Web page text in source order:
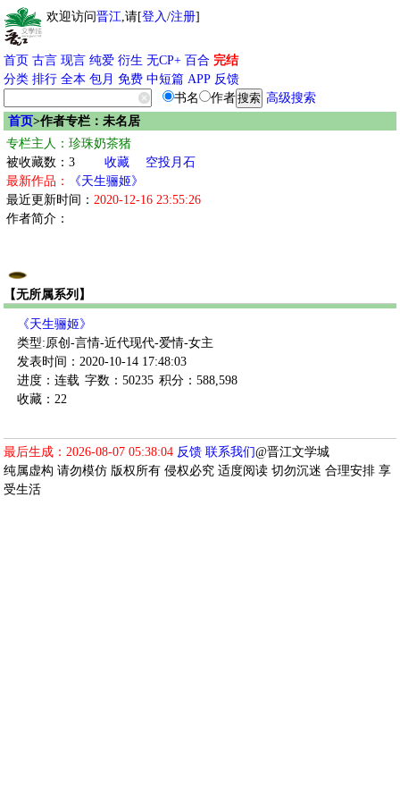
欢迎访问晋江,请[登入/注册]
首页 古言 现言 纯爱 衍生 无CP+ 百合 完结
分类 排行 全本 包月 免费 中短篇 APP 反馈
书名
作者
高级搜索
首页>作者专栏：未名居
专栏主人：珍珠奶茶猪
被收藏数：3
收藏
空投月石
最新作品：
《天生骊姬》
最近更新时间： 2020-12-16 23:55:26
作者简介：
【无所属系列】
《天生骊姬》
类型:原创-言情-近代现代-爱情-女主
发表时间：2020-10-14 17:48:03
进度：连载 字数：50235 积分：588,598
收藏：22
最后生成：2026-08-07 05:38:04 反馈 联系我们@晋江文学城
纯属虚构 请勿模仿 版权所有 侵权必究 适度阅读 切勿沉迷 合理安排 享
受生活